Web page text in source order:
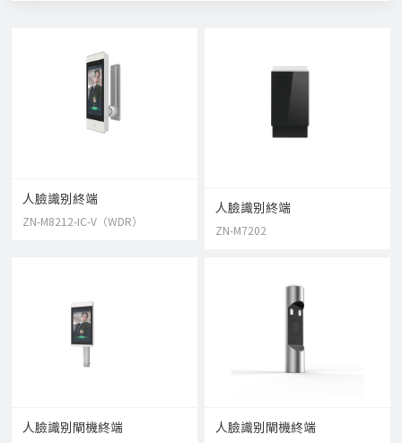
人臉識别終端
ZN-M8212-IC-V（WDR）
人臉識别終端
ZN-M7202
人臉識别閘機終端 人臉識别閘機終端